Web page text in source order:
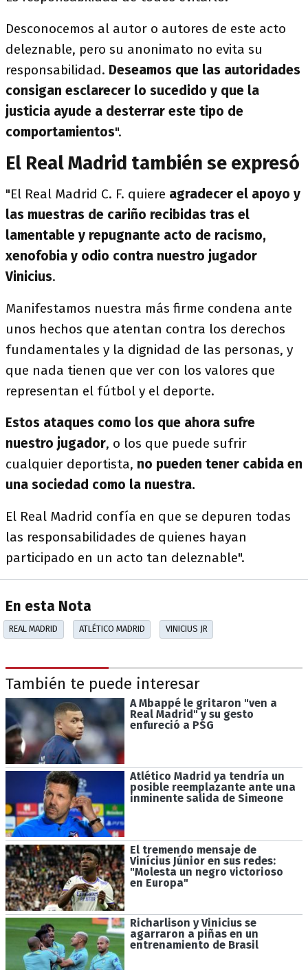
Desconocemos al autor o autores de este acto
deleznable, pero su anonimato no evita su
responsabilidad. Deseamos que las autoridades
consigan esclarecer lo sucedido y que la
justicia ayude a desterrar este tipo de
comportamientos".
El Real Madrid también se expresó
"El Real Madrid C. F. quiere agradecer el apoyo y
las muestras de cariño recibidas tras el
lamentable y repugnante acto de racismo,
xenofobia y odio contra nuestro jugador
Vinicius.
Manifestamos nuestra más firme condena ante
unos hechos que atentan contra los derechos
fundamentales y la dignidad de las personas, y
que nada tienen que ver con los valores que
representan el fútbol y el deporte.
Estos ataques como los que ahora sufre
nuestro jugador, o los que puede sufrir
cualquier deportista, no pueden tener cabida en
una sociedad como la nuestra.
El Real Madrid confía en que se depuren todas
las responsabilidades de quienes hayan
participado en un acto tan deleznable".
En esta Nota
REAL MADRID ATLÉTICO MADRID VINICIUS JR
También te puede interesar
A Mbappé le gritaron "ven a
Real Madrid" y su gesto
enfureció a PSG
Atlético Madrid ya tendría un
posible reemplazante ante una
inminente salida de Simeone
El tremendo mensaje de
Vinícius Júnior en sus redes:
"Molesta un negro victorioso
en Europa"
Richarlison y Vinicius se
agarraron a piñas en un
entrenamiento de Brasil